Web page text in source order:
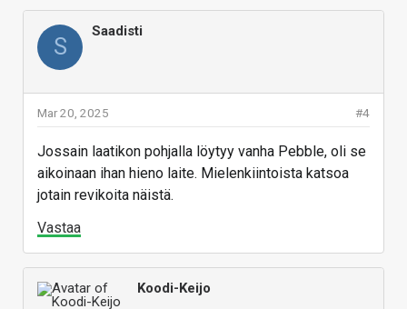
S
Saadisti
#4
Mar 20, 2025
Jossain laatikon pohjalla löytyy vanha Pebble, oli se
aikoinaan ihan hieno laite. Mielenkiintoista katsoa
jotain revikoita näistä.
Vastaa
Koodi-Keijo